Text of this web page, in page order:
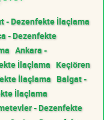
- Dezenfekte İlaçlama
- Dezenfekte
Ankara -
İlaçlama Keçiören
İlaçlama Balgat -
İlaçlama
- Dezenfekte